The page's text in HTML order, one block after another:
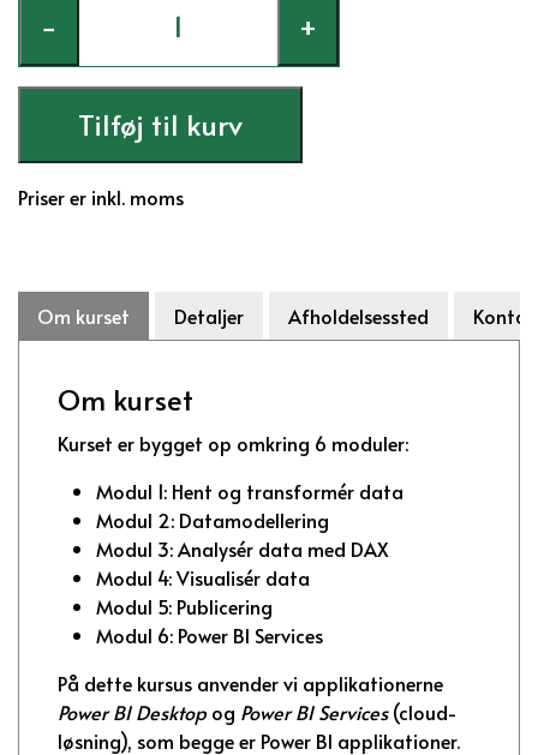
− +
Tilføj til kurv
Priser er inkl. moms
Om kurset Detaljer Afholdelsessted
Om kurset
Kurset er bygget op omkring 6 moduler:
Modul 1: Hent og transformér data
Modul 2: Datamodellering
Modul 3: Analysér data med DAX
Modul 4: Visualisér data
Modul 5: Publicering
Modul 6: Power BI Services
På dette kursus anvender vi applikationerne
Power BI Desktopog Power BI Services(cloud-
løsning), som begge er Power BI applikationer.